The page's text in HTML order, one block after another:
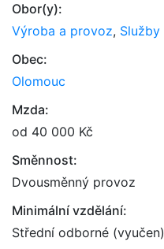
Obor(y):
Výroba a provoz, Služby
Obec:
Olomouc
Mzda:
od 40 000 Kč
Směnnost:
Dvousměnný provoz
Minimální vzdělání:
Střední odborné (vyučen)